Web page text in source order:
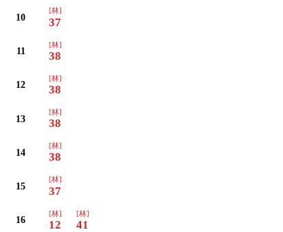
10
[林]
37
11
[林]
38
12
[林]
38
13
[林]
38
14
[林]
38
15
[林]
37
16
[林]
12
[林]
41